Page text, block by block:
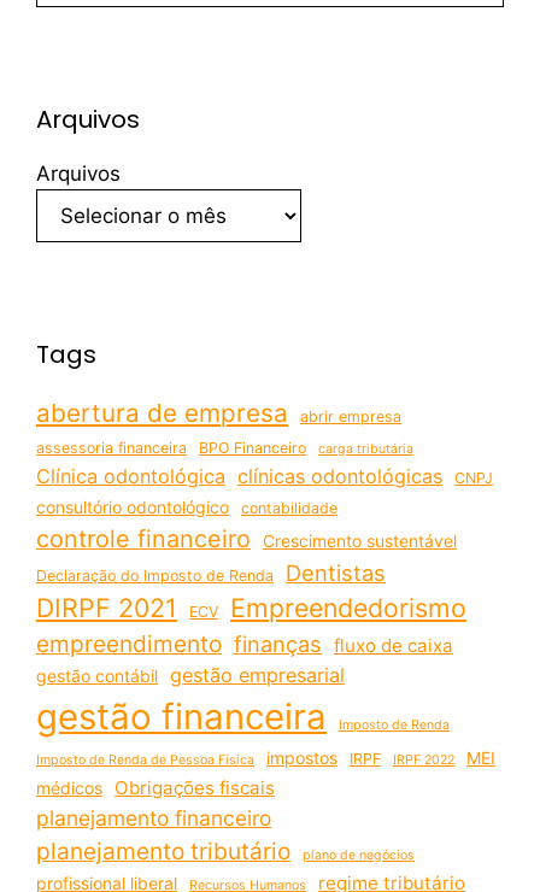
Arquivos
Arquivos
Tags
abertura de empresa
abrir empresa
assessoria financeira
BPO Financeiro carga tributária
Clínica odontológica clínicas odontológicas CNPJ
consultório odontológico contabilidade
controle financeiro Crescimento sustentável
Declaração do Imposto de Renda Dentistas
DIRPF 2021 ECV Empreendedorismo
empreendimento finanças fluxo de caixa
gestão contábil gestão empresarial
gestão financeira Imposto de Renda
Imposto de Renda de Pessoa Física impostos IRPF IRPF 2022
MEI
médicos
Obrigações fiscais
planejamento financeiro
planejamento tributário plano de negócios
profissional liberal Recursos Humanos regime tributário